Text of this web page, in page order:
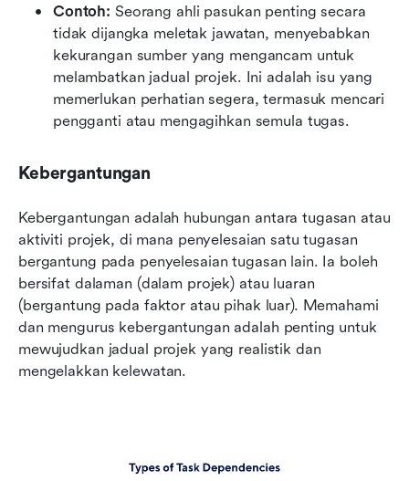
Contoh: Seorang ahli pasukan penting secara
tidak dijangka meletak jawatan, menyebabkan
kekurangan sumber yang mengancam untuk
melambatkan jadual projek. Ini adalah isu yang
memerlukan perhatian segera, termasuk mencari
pengganti atau mengagihkan semula tugas.
Kebergantungan
Kebergantungan adalah hubungan antara tugasan atau
aktiviti projek, di mana penyelesaian satu tugasan
bergantung pada penyelesaian tugasan lain. Ia boleh
bersifat dalaman (dalam projek) atau luaran
(bergantung pada faktor atau pihak luar). Memahami
dan mengurus kebergantungan adalah penting untuk
mewujudkan jadual projek yang realistik dan
mengelakkan kelewatan.